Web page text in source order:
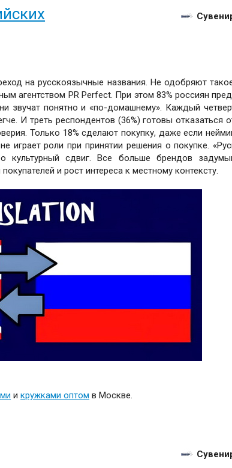
на русскоязычные названия. Не одобряют
агентством PR Perfect. При этом 83% россиян
звучат понятно и «по-домашнему». Каждый
И треть респондентов (36%) готовы отказаться
Только 18% сделают покупку, даже если
играет роли при принятии решения о покупке.
сдвиг. Все больше брендов
и рост интереса к местному контексту.
икружками оптом в Москве.